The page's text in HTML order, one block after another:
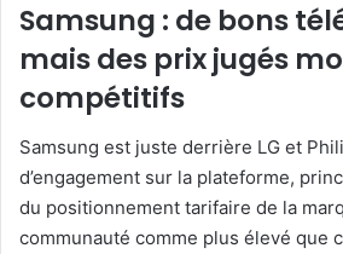
Samsung : de bons
mais des prix jugés
compétitifs
Samsung est juste derrière LG et
d’engagement sur la plateforme,
du positionnement tarifaire de la
communauté comme plus élevé que